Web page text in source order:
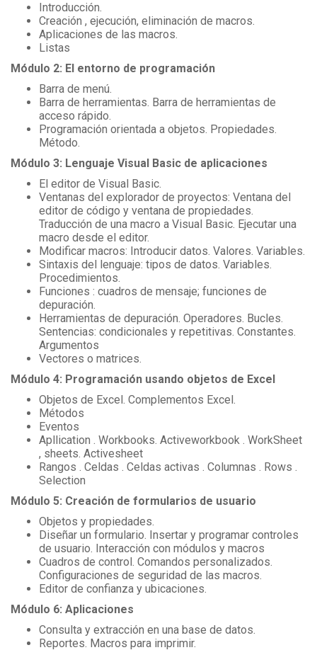
Introducción.
Creación , ejecución, eliminación de macros.
Aplicaciones de las macros.
Listas
Módulo 2: El entorno de programación
Barra de menú.
Barra de herramientas. Barra de herramientas de
acceso rápido.
Programación orientada a objetos. Propiedades.
Método.
Módulo 3: Lenguaje Visual Basic de aplicaciones
El editor de Visual Basic.
Ventanas del explorador de proyectos: Ventana del
editor de código y ventana de propiedades.
Traducción de una macro a Visual Basic. Ejecutar una
macro desde el editor.
Modificar macros: Introducir datos. Valores. Variables.
Sintaxis del lenguaje: tipos de datos. Variables.
Procedimientos.
Funciones : cuadros de mensaje; funciones de
depuración.
Herramientas de depuración. Operadores. Bucles.
Sentencias: condicionales y repetitivas. Constantes.
Argumentos
Vectores o matrices.
Módulo 4: Programación usando objetos de Excel
Objetos de Excel. Complementos Excel.
Métodos
Eventos
Apllication . Workbooks. Activeworkbook . WorkSheet
, sheets. Activesheet
Rangos . Celdas . Celdas activas . Columnas . Rows .
Selection
Módulo 5: Creación de formularios de usuario
Objetos y propiedades.
Diseñar un formulario. Insertar y programar controles
de usuario. Interacción con módulos y macros
Cuadros de control. Comandos personalizados.
Configuraciones de seguridad de las macros.
Editor de confianza y ubicaciones.
Módulo 6: Aplicaciones
Consulta y extracción en una base de datos.
Reportes. Macros para imprimir.